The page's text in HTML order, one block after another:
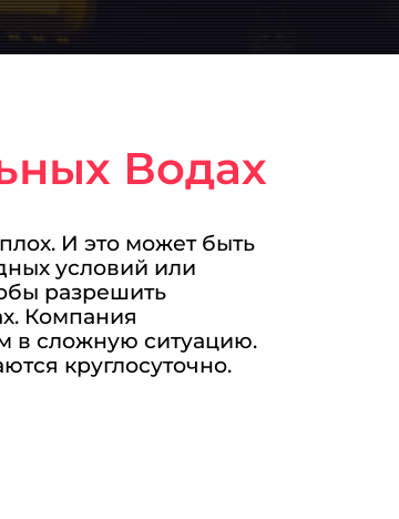
Водах
И это может быть
условий или
разрешить
Компания
в сложную ситуацию.
круглосуточно.